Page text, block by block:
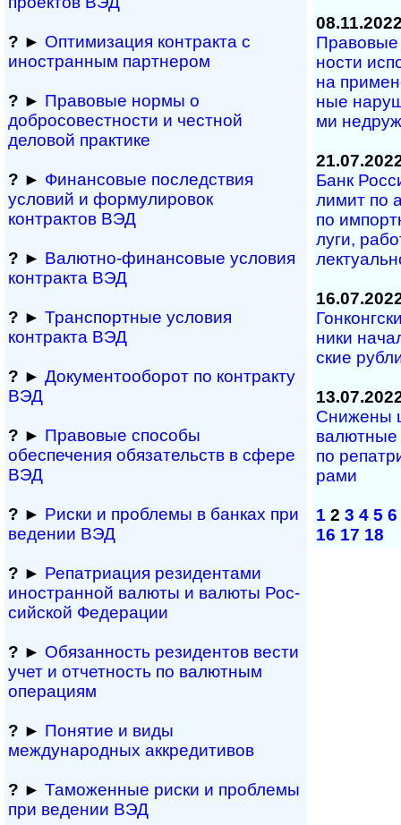
? ► Оптимизация контракта с
иностранным партнером
? ► Правовые нормы о
добросовестности и чест­ной
деловой практике
? ► Финансовые последствия
условий и формулировок
контрактов ВЭД
? ► Валютно-финансовые условия
контракта ВЭД
? ► Транспортные условия
контракта ВЭД
? ► Документооборот по контракту
ВЭД
? ► Правовые способы
обеспечения обяза­тельств в сфере
ВЭД
? ► Риски и проблемы в банках при
ведении ВЭД
? ► Репатриация ре­зи­ден­та­ми
иностранной ва­лю­ты и валюты Рос­
сий­ской Федерации
? ► Обязанность резиден­тов вести
учет и отчетность по валютным
операциям
? ► Понятие и виды
международных аккредитивов
? ► Таможенные риски и проблемы
при ведении ВЭД
нос­ти
на
ные
ми
Банк
лимит по
по
лу­ги,
ни­ки
ские
Снижены
ва­лют­ные
по
рами
1 2 3 4 5 6
16 17 18